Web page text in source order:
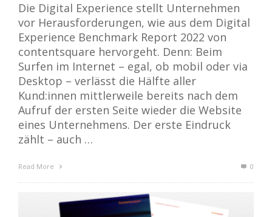
Die Digital Experience stellt Unternehmen
vor Herausforderungen, wie aus dem Digital
Experience Benchmark Report 2022 von
contentsquare hervorgeht. Denn: Beim
Surfen im Internet – egal, ob mobil oder via
Desktop – verlässt die Hälfte aller
Kund:innen mittlerweile bereits nach dem
Aufruf der ersten Seite wieder die Website
eines Unternehmens. Der erste Eindruck
zählt – auch …
Read More 0